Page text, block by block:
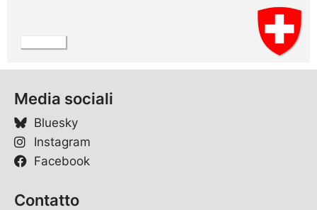
Media sociali
Bluesky
Instagram
Facebook
Contatto